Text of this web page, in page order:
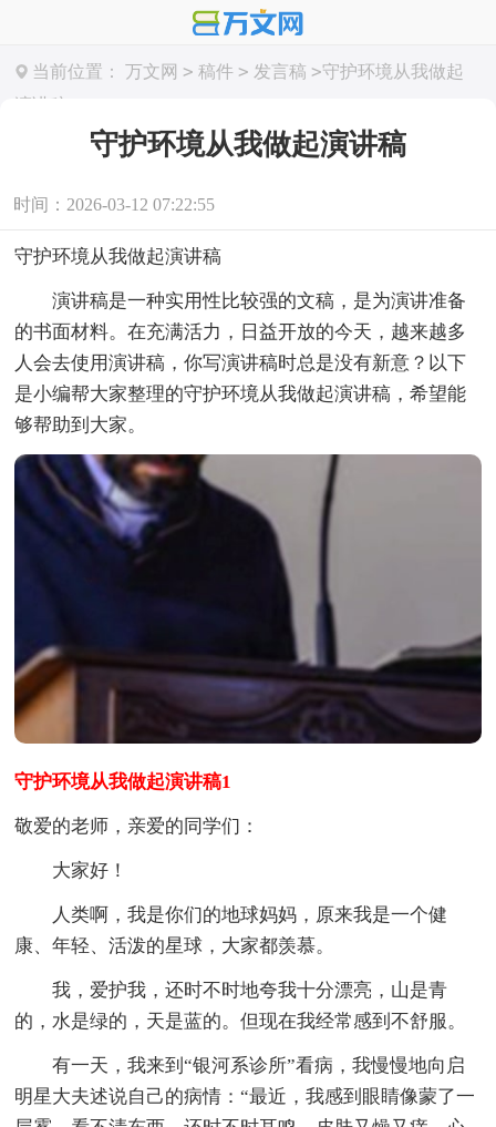
当前位置： 万文网 > 稿件 > 发言稿 >守护环境从我做起
演讲稿
守护环境从我做起演讲稿
时间：2026-03-12 07:22:55
守护环境从我做起演讲稿
演讲稿是一种实用性比较强的文稿，是为演讲准备
的书面材料。在充满活力，日益开放的今天，越来越多
人会去使用演讲稿，你写演讲稿时总是没有新意？以下
是小编帮大家整理的守护环境从我做起演讲稿，希望能
够帮助到大家。
守护环境从我做起演讲稿1
敬爱的老师，亲爱的同学们：
大家好！
人类啊，我是你们的地球妈妈，原来我是一个健
康、年轻、活泼的星球，大家都羡慕。
我，爱护我，还时不时地夸我十分漂亮，山是青
的，水是绿的，天是蓝的。但现在我经常感到不舒服。
有一天，我来到“银河系诊所”看病，我慢慢地向启
明星大夫述说自己的病情：“最近，我感到眼睛像蒙了一